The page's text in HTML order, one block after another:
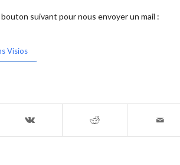
suivant pour nous envoyer un mail :
Visios